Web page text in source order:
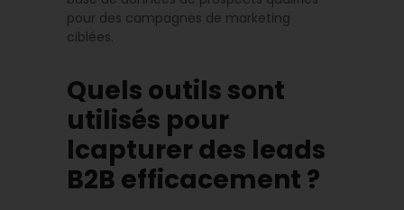
pour des campagnes de marketing
ciblées.
Quels outils sont
utilisés pour
lcapturer des leads
B2B efficacement ?